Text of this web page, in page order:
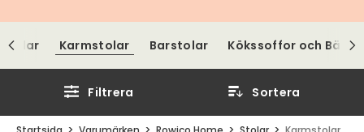
Karmstolar Barstolar Kökssoffor och
Filtrera Sortera